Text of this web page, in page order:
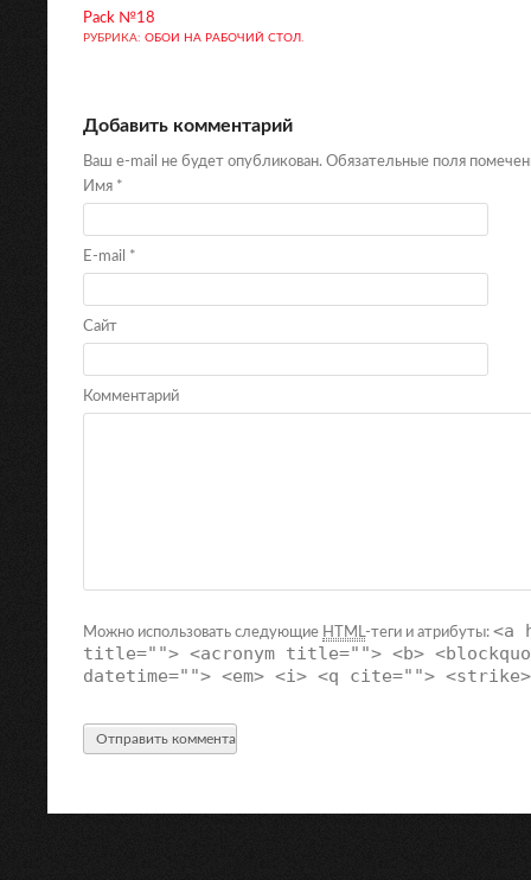
Pack №18
РУБРИКА: ОБОИ НА РАБОЧИЙ СТОЛ.
Добавить комментарий
Ваш e-mail не будет опубликован. Обязательные поля
Имя *
E-mail *
Сайт
Комментарий
Можно использовать следующие HTML-теги и атрибуты: <a
title=""> <acronym title=""> <b>
datetime=""> <em> <i> <q cite="">